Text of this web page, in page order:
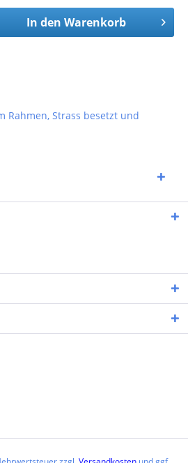
In den Warenkorb
Rahmen, Strass besetzt und